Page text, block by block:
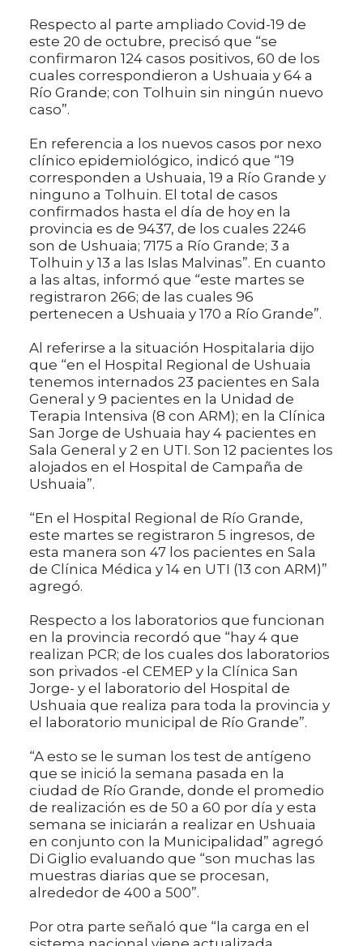
Respecto al parte ampliado Covid-19 de
este 20 de octubre, precisó que “se
confirmaron 124 casos positivos, 60 de los
cuales correspondieron a Ushuaia y 64 a
Río Grande; con Tolhuin sin ningún nuevo
caso”.
En referencia a los nuevos casos por nexo
clínico epidemiológico, indicó que “19
corresponden a Ushuaia, 19 a Río Grande y
ninguno a Tolhuin. El total de casos
confirmados hasta el día de hoy en la
provincia es de 9437, de los cuales 2246
son de Ushuaia; 7175 a Río Grande; 3 a
Tolhuin y 13 a las Islas Malvinas”. En cuanto
a las altas, informó que “este martes se
registraron 266; de las cuales 96
pertenecen a Ushuaia y 170 a Río Grande”.
Al referirse a la situación Hospitalaria dijo
que “en el Hospital Regional de Ushuaia
tenemos internados 23 pacientes en Sala
General y 9 pacientes en la Unidad de
Terapia Intensiva (8 con ARM); en la Clínica
San Jorge de Ushuaia hay 4 pacientes en
Sala General y 2 en UTI. Son 12 pacientes los
alojados en el Hospital de Campaña de
Ushuaia”.
“En el Hospital Regional de Río Grande,
este martes se registraron 5 ingresos, de
esta manera son 47 los pacientes en Sala
de Clínica Médica y 14 en UTI (13 con ARM)”
agregó.
Respecto a los laboratorios que funcionan
en la provincia recordó que “hay 4 que
realizan PCR; de los cuales dos laboratorios
son privados -el CEMEP y la Clínica San
Jorge- y el laboratorio del Hospital de
Ushuaia que realiza para toda la provincia y
el laboratorio municipal de Río Grande”.
“A esto se le suman los test de antígeno
que se inició la semana pasada en la
ciudad de Río Grande, donde el promedio
de realización es de 50 a 60 por día y esta
semana se iniciarán a realizar en Ushuaia
en conjunto con la Municipalidad” agregó
Di Giglio evaluando que “son muchas las
muestras diarias que se procesan,
alrededor de 400 a 500”.
Por otra parte señaló que “la carga en el